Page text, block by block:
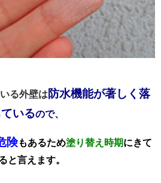
る外壁は防水機能が著しく落
いるので、
険もあるため塗り替え時期にきて
と言えます。